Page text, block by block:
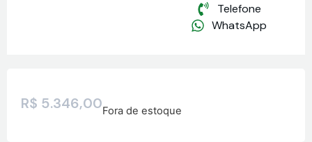
Telefone
WhatsApp
R$ 5.346,00Fora de estoque